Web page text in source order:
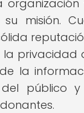
misión.
privacidad
la
público